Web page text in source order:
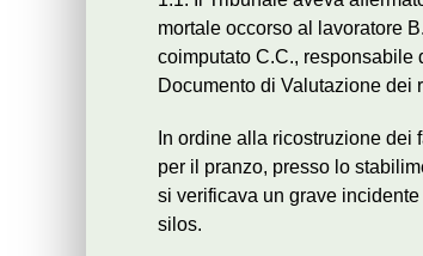
mortale occorso al lavoratore
coimputato C.C., responsabile
Documento di Valutazione dei
In ordine alla ricostruzione dei
per il pranzo, presso lo
si verificava un grave
silos.